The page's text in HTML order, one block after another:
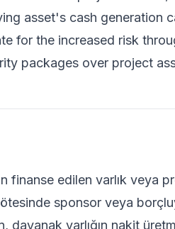
asset's cash generation
for the increased risk
packages over project
finanse edilen varlık veya
sponsor veya
dayanak varlığın nakit